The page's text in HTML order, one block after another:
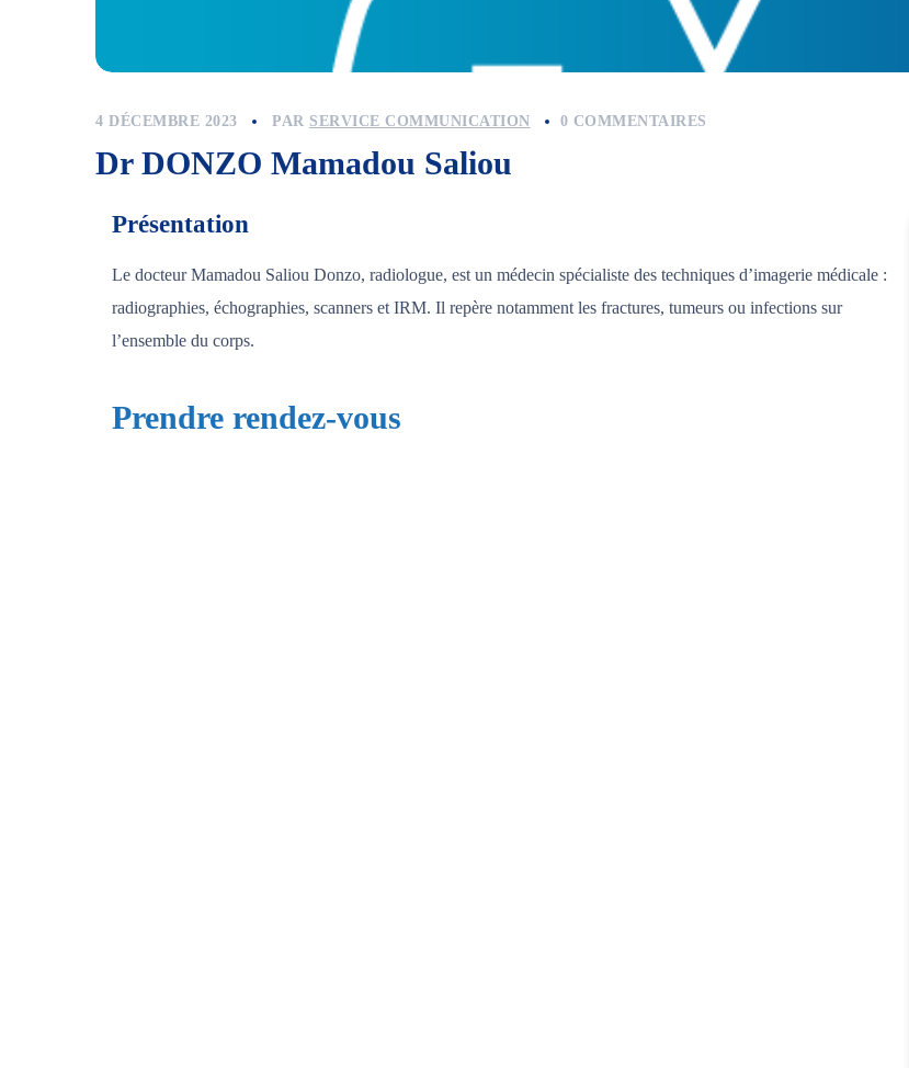
4 DÉCEMBRE 2023 PAR SERVICE COMMUNICATION 0 COMMENTAIRES
Dr DONZO Mamadou Saliou
Présentation
Le docteur Mamadou Saliou Donzo, radiologue, est un médecin spécialiste des techniques d’imagerie médicale :
radiographies, échographies, scanners et IRM. Il repère notamment les fractures, tumeurs ou infections sur
l’ensemble du corps.
Prendre rendez-vous